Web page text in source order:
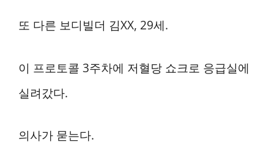
또 다른 보디빌더 김XX, 29세.
이 프로토콜 3주차에 저혈당 쇼크로 응급실에
실려갔다.
의사가 묻는다.